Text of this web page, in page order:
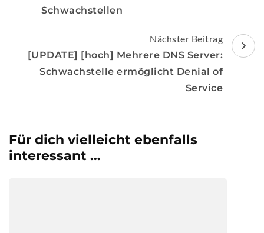
Schwachstellen
Nächster Beitrag
[UPDATE] [hoch] Mehrere DNS Server:
Schwachstelle ermöglicht Denial of
Service
Für dich vielleicht ebenfalls
interessant …